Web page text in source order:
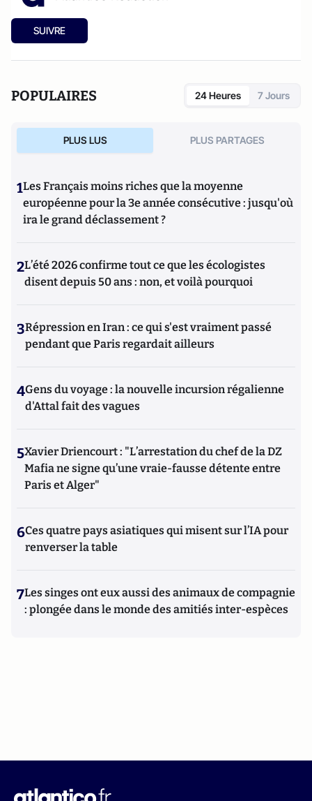
SUIVRE
POPULAIRES 24 Heures 7 Jours
PLUS LUS PLUS PARTAGES
1Les Français moins riches que la moyenne
européenne pour la 3e année consécutive : jusqu'où
ira le grand déclassement ?
2L’été 2026 confirme tout ce que les écologistes
disent depuis 50 ans : non, et voilà pourquoi
3Répression en Iran : ce qui s'est vraiment passé
pendant que Paris regardait ailleurs
4Gens du voyage : la nouvelle incursion régalienne
d'Attal fait des vagues
5Xavier Driencourt : "L’arrestation du chef de la DZ
Mafia ne signe qu’une vraie-fausse détente entre
Paris et Alger"
6Ces quatre pays asiatiques qui misent sur l’IA pour
renverser la table
7Les singes ont eux aussi des animaux de compagnie
: plongée dans le monde des amitiés inter-espèces